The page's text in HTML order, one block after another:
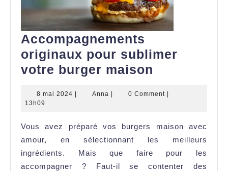
Accompagnements
originaux pour sublimer
votre burger maison
pour
votre
burger
maison
8 mai 2024 8| Anna Anna
| 0 Comment |
13h09
Vous avez préparé vos burgers maison avec
amour, en sélectionnant les meilleurs
ingrédients. Mais que faire pour les
accompagner ? Faut-il se contenter des